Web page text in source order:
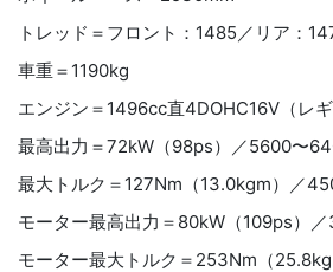
トレッド＝フロント：1485／リア：
車重＝1190kg
エンジン＝1496cc直4DOHC16V（レギ
最高出力＝72kW（98ps）／5600〜
最大トルク＝127Nm（13.0kgm）／
モーター最高出力＝80kW（109ps）
モーター最大トルク＝253Nm（